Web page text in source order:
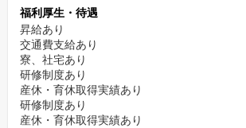
福利厚生・待遇
昇給あり
交通費支給あり
寮、社宅あり
研修制度あり
産休・育休取得実績あり
研修制度あり
産休・育休取得実績あり